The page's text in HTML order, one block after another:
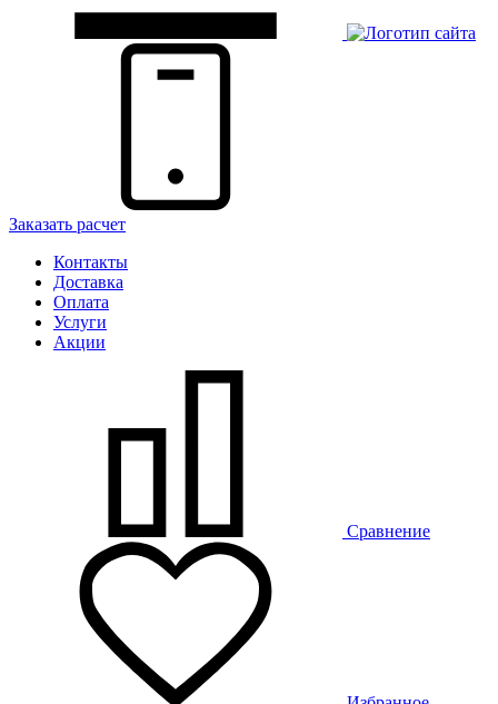
Заказать расчет
Контакты
Доставка
Оплата
Услуги
Акции
Сравнение